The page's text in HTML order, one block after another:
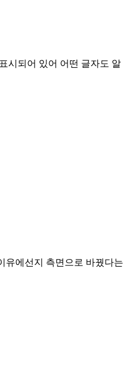
시되어 있어 어떤 글자도 알
유에선지 측면으로 바꿨다는